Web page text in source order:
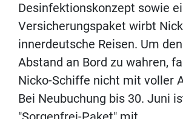
Desinfektionskonzept sowie
Versicherungspaket wirbt
innerdeutsche Reisen. Um
Abstand an Bord zu wahren,
Nicko-Schiffe nicht mit voller
Bei Neubuchung bis 30. Juni